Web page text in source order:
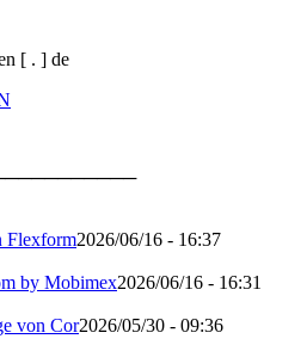
[ . ] de
Flexform2026/06/16 - 16:37
by Mobimex2026/06/16 - 16:31
von Cor2026/05/30 - 09:36